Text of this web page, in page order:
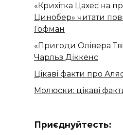
«Крихітка Цахес на
Цинобер» читати
Гофман
«Пригоди Олівера
Чарльз Діккенс
Цікаві факти про
Молюски: цікаві
Приєднуйтесть: